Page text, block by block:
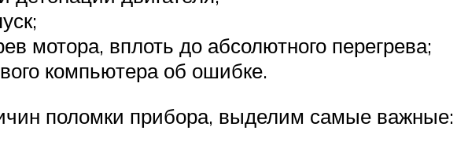
мотора, вплоть до абсолютного перегрева;
компьютера об ошибке.
поломки прибора, выделим самые важные: